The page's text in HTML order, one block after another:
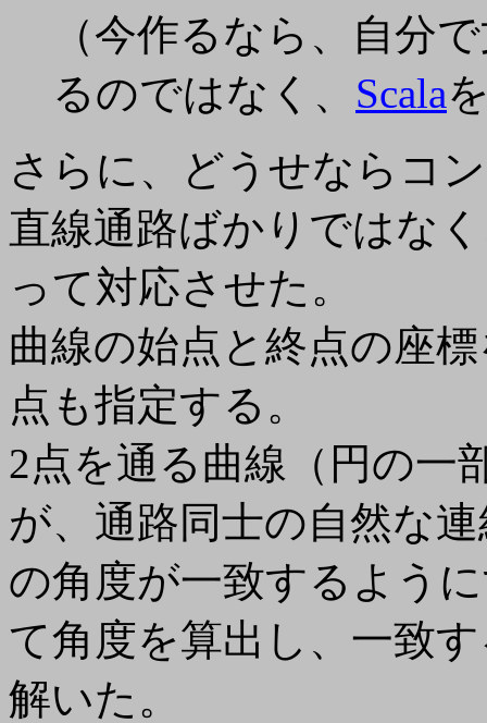
（今作るなら、自分
るのではなく、 Scala
さらに、どうせならコ
直線通路ばかりではな
って対応させた。
曲線の始点と終点の座
点も指定する。
2点を通る曲線（円の一
が、通路同士の自然な
の角度が一致するよう
て角度を算出し、一致
解いた。